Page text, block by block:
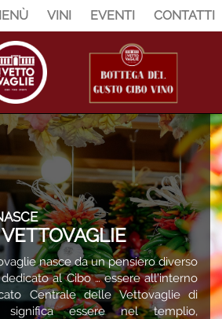
VINI EVENTI CONTATTI
nasce da un pensiero diverso
al Cibo … essere all’interno
Centrale delle Vettovaglie di
significa essere nel templio,